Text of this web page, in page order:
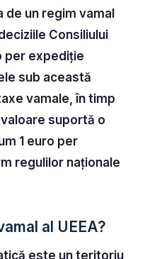
un regim vamal
Consiliului
per expediție
sub această
vamale, în timp
suportă o
1 euro per
regulilor naționale
al UEEA?
este un teritoriu